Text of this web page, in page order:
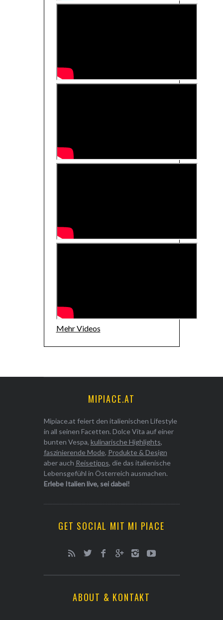
Mehr Videos
MIPIACE.AT
Mipiace.at feiert den italienischen Lifestyle
in all seinen Facetten. Dolce Vita auf einer
bunten Vespa, kulinarische Highlights,
faszinierende Mode, Produkte & Design
aber auch Reisetipps, die das italienische
Lebensgefühl in Österreich ausmachen.
Erlebe Italien live, sei dabei!
GET SOCIAL MIT MI PIACE
ABOUT & KONTAKT